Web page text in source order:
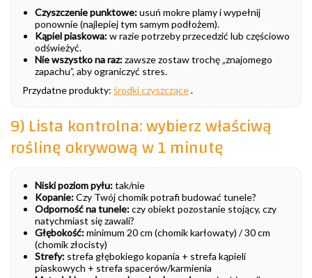
Czyszczenie punktowe:usuń mokre plamy i wypełnij
ponownie (najlepiej tym samym podłożem).
Kąpiel piaskowa:w razie potrzeby przecedzić lub częściowo
odświeżyć.
Nie wszystko na raz:zawsze zostaw trochę „znajomego
zapachu”, aby ograniczyć stres.
Przydatne produkty: środki czyszczące.
9) Lista kontrolna: wybierz właściwą
roślinę okrywową w 1 minutę
Niski poziom pyłu:tak/nie
Kopanie:Czy Twój chomik potrafi budować tunele?
Odporność na tunele:czy obiekt pozostanie stojący, czy
natychmiast się zawali?
Głębokość:minimum 20 cm (chomik karłowaty) / 30 cm
(chomik złocisty)
Strefy: strefa głębokiego kopania + strefa kąpieli
piaskowych + strefa spacerów/karmienia